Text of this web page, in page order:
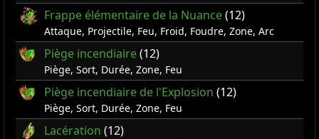
Frappe élémentaire de la Nuance(12)
Attaque, Projectile, Feu, Froid, Foudre, Zone, Arc
Piège incendiaire(12)
Piège, Sort, Durée, Zone, Feu
Piège incendiaire de l'Explosion (12)
Piège, Sort, Durée, Zone, Feu
Lacération (12)